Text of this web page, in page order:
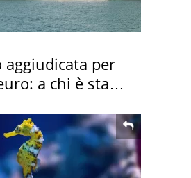
aggiudicata per
a chi è stata